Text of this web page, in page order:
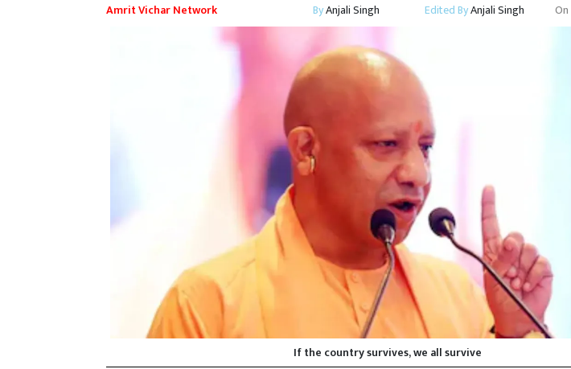
Amrit Vichar Network ByAnjali Singh Edited ByAnjali Singh On
If the country survives, we all survive